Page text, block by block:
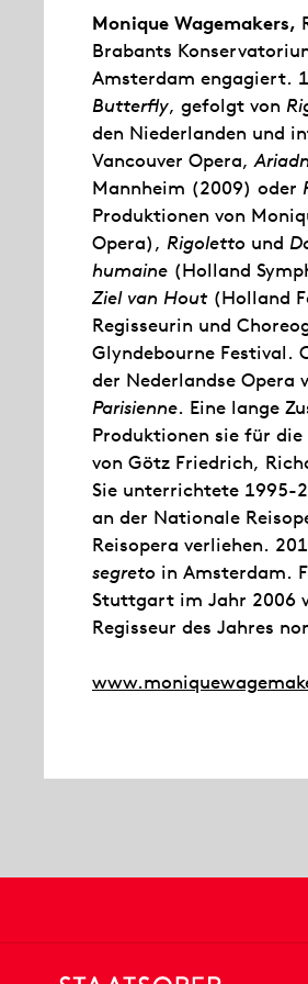
Monique Wagemakers,
Brabants
Amsterdam engagiert.
Butterfly, gefolgt von
den Niederlanden und
Vancouver Opera,
Mannheim (2009) oder
Produktionen von
Opera), Rigoletto und
humaine (Holland
Ziel van Hout(Holland
Regisseurin und
Glyndebourne Festival.
der Nederlandse Opera
Parisienne. Eine lange
Produktionen sie für
von Götz Friedrich,
Sie unterrichtete 1995-
an der Nationale
Reisopera verliehen.
segreto in Amsterdam.
Stuttgart im Jahr 2006
Regisseur des Jahres